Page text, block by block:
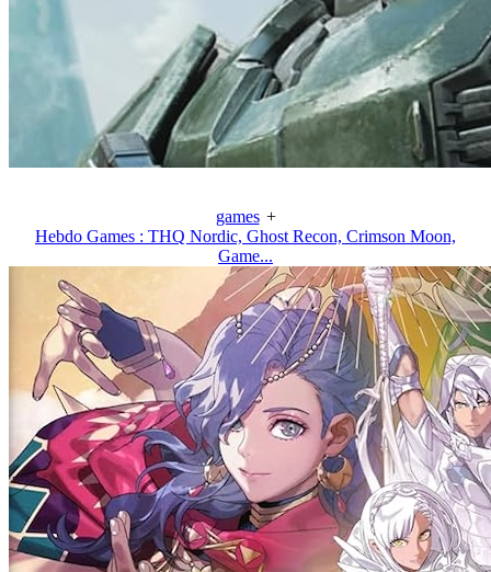
games +
Hebdo Games : THQ Nordic, Ghost Recon, Crimson Moon,
Game...